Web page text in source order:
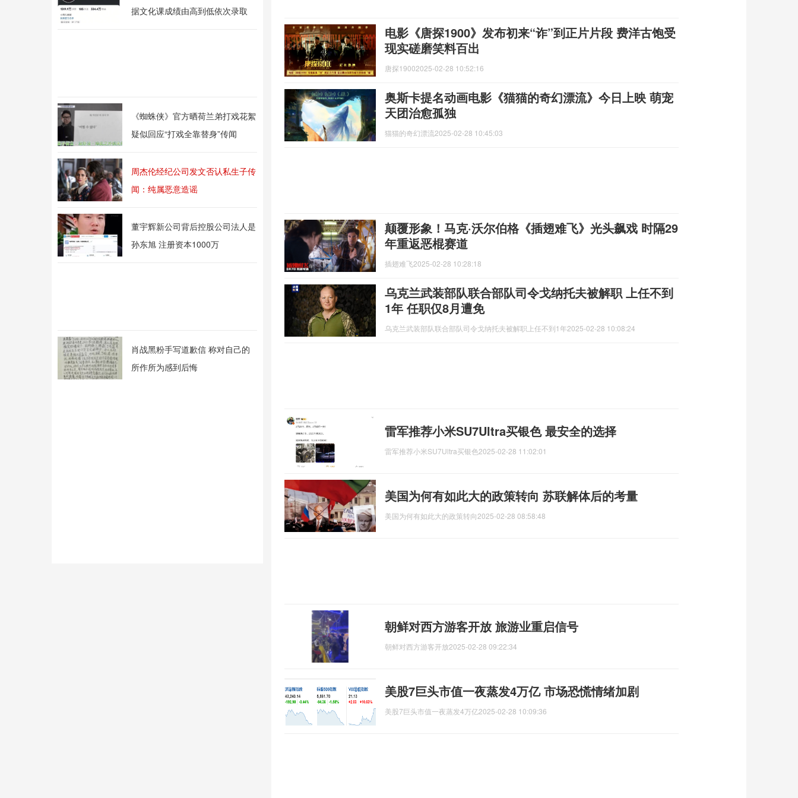
据文化课成绩由高到低依次录取
《蜘蛛侠》官方晒荷兰弟打戏花絮
疑似回应“打戏全靠替身”传闻
周杰伦经纪公司发文否认私生子传
闻：纯属恶意造谣
董宇辉新公司背后控股公司法人是
孙东旭 注册资本1000万
肖战黑粉手写道歉信 称对自己的
所作所为感到后悔
电影《唐探1900》发布初来“诈”到正片片段 费洋古饱受
现实磋磨笑料百出
唐探19002025-02-28 10:52:16
奥斯卡提名动画电影《猫猫的奇幻漂流》今日上映 萌宠
天团治愈孤独
猫猫的奇幻漂流2025-02-28 10:45:03
颠覆形象！马克·沃尔伯格《插翅难飞》光头飙戏 时隔29
年重返恶棍赛道
插翅难飞2025-02-28 10:28:18
乌克兰武装部队联合部队司令戈纳托夫被解职 上任不到
1年 任职仅8月遭免
乌克兰武装部队联合部队司令戈纳托夫被解职上任不到1年2025-02-28 10:08:24
雷军推荐小米SU7Ultra买银色 最安全的选择
雷军推荐小米SU7Ultra买银色2025-02-28 11:02:01
美国为何有如此大的政策转向 苏联解体后的考量
美国为何有如此大的政策转向2025-02-28 08:58:48
朝鲜对西方游客开放 旅游业重启信号
朝鲜对西方游客开放2025-02-28 09:22:34
美股7巨头市值一夜蒸发4万亿 市场恐慌情绪加剧
美股7巨头市值一夜蒸发4万亿2025-02-28 10:09:36